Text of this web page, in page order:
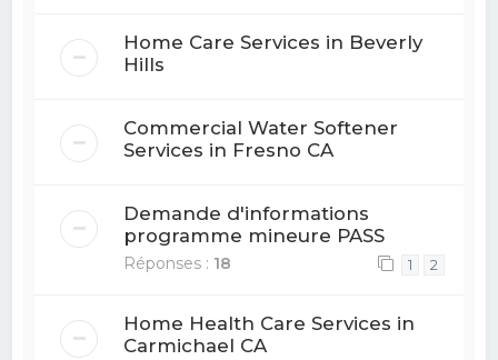
Home Care Services in Beverly
Hills
Commercial Water Softener
Services in Fresno CA
Demande d'informations
programme mineure PASS
Réponses : 18 1 2
Home Health Care Services in
Carmichael CA